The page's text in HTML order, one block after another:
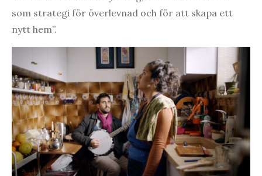
som strategi för överlevnad och för att skapa ett
nytt hem”.